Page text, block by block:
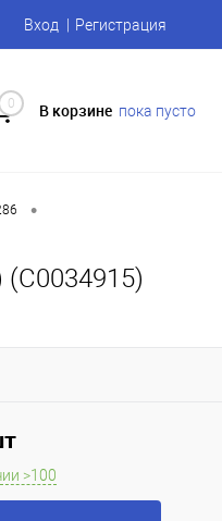
Вход Регистрация
0 В корзине пока пусто
•
(C0034915)
>100